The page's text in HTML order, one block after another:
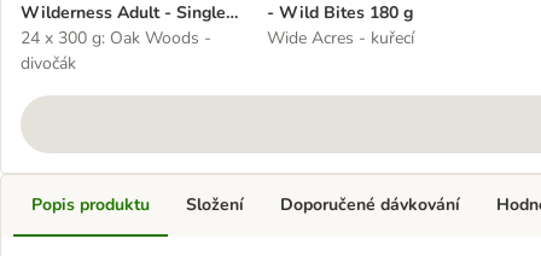
Wilderness Adult - Single
Protein 6 / 24 x 300 g
miska
24 x 300 g: Oak Woods -
divočák
- Wild Bites 180 g
Wide Acres - kuřecí
Popis produktu Složení Doporučené dávkování